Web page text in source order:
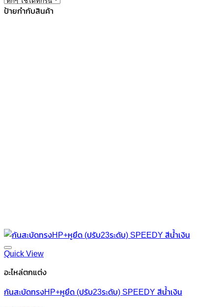
ป้ายกำกับสินค้า
Quick View
อะไหล่ตกแต่ง
กันสะบัดทรงHP+หูยึด (ปรับ23ระดับ) SPEEDY สีน้ำเงิน